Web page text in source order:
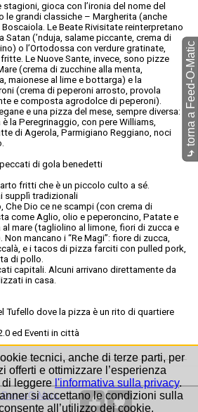
gioca con l’ironia del nome del
le grandi classiche – Margherita (anche
Le Beate Rivisitate reinterpretano
(’nduja, salame piccante, crema di
o l’Ortodossa con verdure gratinate,
Le Nuove Sante, invece, sono pizze
(crema di zucchine alla menta,
maionese al lime e bottarga) e la
(crema di peperoni arrosto, provola
e composta agrodolce di peperoni).
e una pizza del mese, sempre diversa:
la Peregrinaggio, con pere Williams,
di Agerola, Parmigiano Reggiano, noci
di gola benedetti
fritti che è un piccolo culto a sé.
supplì tradizionali
Che Dio ce ne scampi (con crema di
come Aglio, olio e peperoncino, Patate e
al mare (tagliolino al limone, fiori di zucca e
mancano i “Re Magi”: fiore di zucca,
e i tacos di pizza farciti con pulled pork,
di pollo.
capitali. Alcuni arrivano direttamente da
in casa.
Tufello dove la pizza è un rito di quartiere
ed Eventi in città
⤷
torna a Feed-O-Matic
O-Matic
tecnici, anche di terze parti, per
offerti e ottimizzare l’esperienza
di leggerel'informativa sulla privacy.
si accettano le condizioni sulla
all’utilizzo dei cookie.